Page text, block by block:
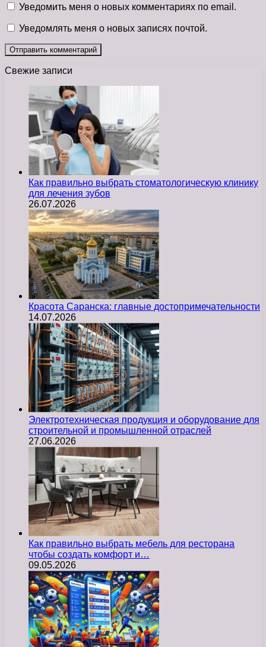
Уведомить меня о новых комментариях по email.
Уведомлять меня о новых записях почтой.
Свежие записи
Как правильно выбрать стоматологическую клинику
для лечения зубов
26.07.2026
Красота Саранска: главные достопримечательности
14.07.2026
Электротехническая продукция и оборудование для
строительной и промышленной отраслей
27.06.2026
Как правильно выбрать мебель для ресторана
чтобы создать комфорт и…
09.05.2026